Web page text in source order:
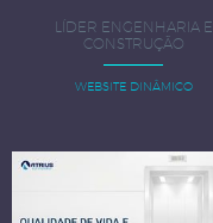
LÍDER ENGENHARIA E
CONSTRUÇÃO
WEBSITE DINÂMICO